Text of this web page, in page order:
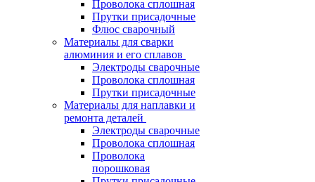
Проволока сплошная
Прутки присадочные
Флюс сварочный
Материалы для сварки
алюминия и его сплавов
Электроды сварочные
Проволока сплошная
Прутки присадочные
Материалы для наплавки и
ремонта деталей
Электроды сварочные
Проволока сплошная
Проволока
порошковая